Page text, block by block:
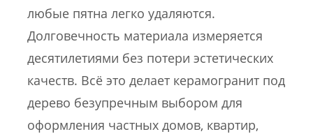
любые пятна легко удаляются.
Долговечность материала измеряется
десятилетиями без потери эстетических
качеств. Всё это делает керамогранит под
дерево безупречным выбором для
оформления частных домов, квартир,